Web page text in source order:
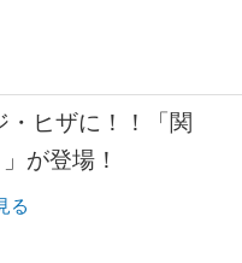
ヒザに！！「関
が登場！
る